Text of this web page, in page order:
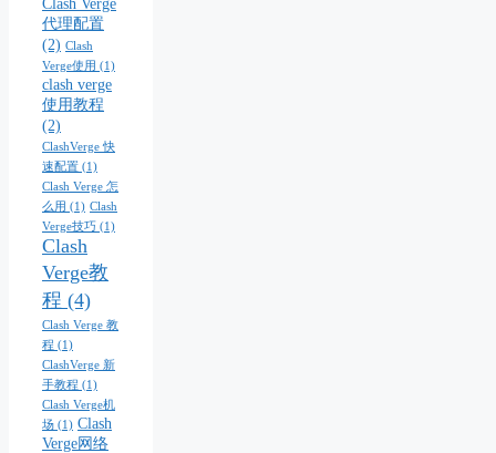
代理配置
(2) Clash
Verge使用 (1)
clash verge
使用教程
(2)
ClashVerge 快
速配置 (1)
Clash Verge 怎
么用 (1) Clash
Verge技巧 (1)
Clash
Verge教
程 (4)
Clash Verge 教
程 (1)
ClashVerge 新
手教程 (1)
Clash Verge机
场 (1) Clash
Verge网络